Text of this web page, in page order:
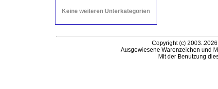
Keine weiteren Unterkategorien
Copyright (c)
Ausgewiesene Warenzeichen und
Mit der Benutzung